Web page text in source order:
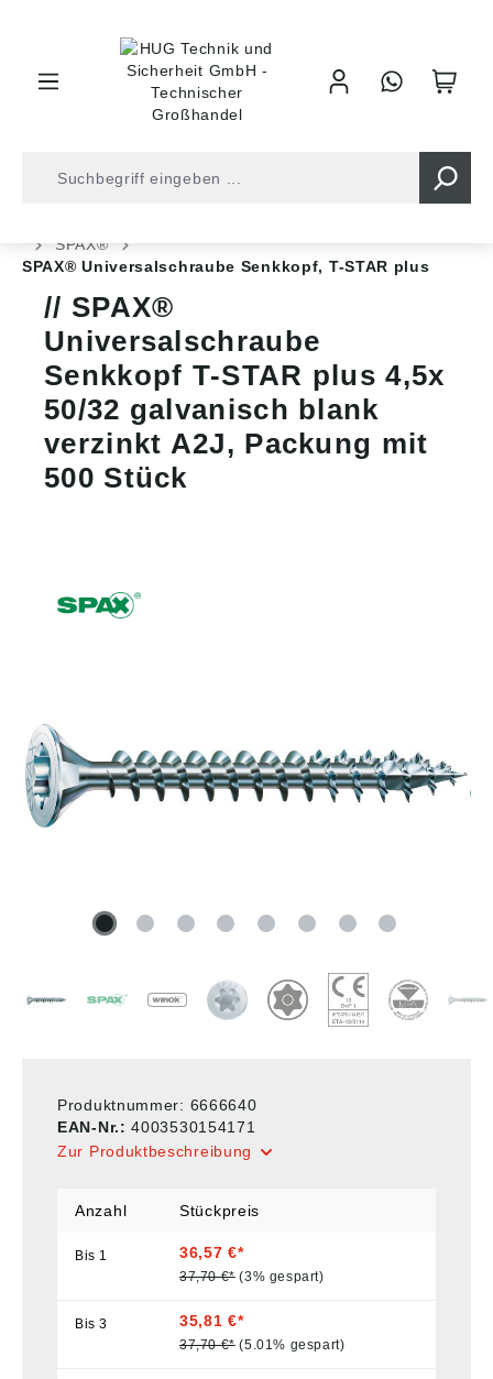
SPAX®
SPAX® Universalschraube Senkkopf, T-STAR plus
SPAX®
Universalschraube
Senkkopf T-STAR plus 4,5x
50/32 galvanisch blank
verzinkt A2J, Packung mit
500 Stück
Produktnummer: 6666640
EAN-Nr.:4003530154171
Zur Produktbeschreibung
Anzahl Stückpreis
Bis 1 36,57 €*
37,70 €* (3% gespart)
Bis3 35,81 €*
37,70 €* (5.01% gespart)